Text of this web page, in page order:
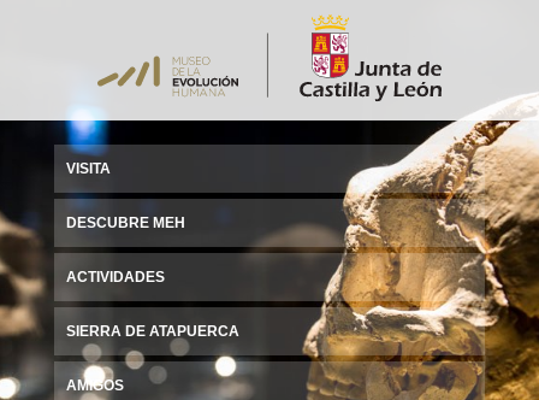
VISITA
DESCUBRE MEH
ACTIVIDADES
SIERRA DE ATAPUERCA
AMIGOS